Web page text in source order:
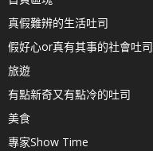
真假難辨的生活吐司
假好心or真有其事的社會吐司
旅遊
有點新奇又有點冷的吐司
美食
專家Show Time